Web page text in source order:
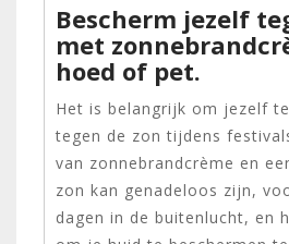
Bescherm jezelf
met
hoed of pet.
Het is belangrijk om jezelf
tegen de zon tijdens
van zonnebrandcrème en
zon kan genadeloos zijn,
dagen in de buitenlucht, en